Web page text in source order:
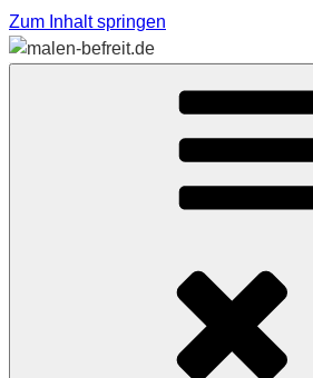
Zum Inhalt springen
MALEN-
Sabine Feickert – Atelier für